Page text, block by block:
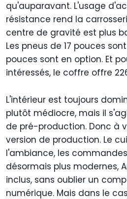
qu'auparavant. L'usage
résistance rend la
centre de gravité est plus
Les pneus de 17 pouces
pouces sont en option. Et
intéressés, le coffre offre
L'intérieur est toujours
plutôt médiocre, mais il
de pré-production. Donc à
version de production. Le
l'ambiance, les
désormais plus modernes,
inclus, sans oublier un
numérique. Mais dans le